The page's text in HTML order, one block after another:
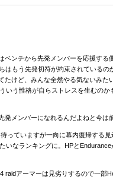
ンチから先発メンバーを応援す
もう先発切符が約束されている
けど、みんな全然やる気ないみた
う性格が自らストレスを生むの
メンバーになれるんだよねと今は
ていますが一向に幕内復帰する
なランキングに。HPと
アーマーは見劣りするので一部